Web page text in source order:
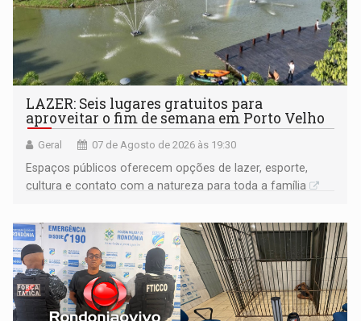
LAZER: Seis lugares gratuitos para
aproveitar o fim de semana em Porto Velho
Geral 07 de Agosto de 2026 às 19:30
Espaços públicos oferecem opções de lazer, esporte,
cultura e contato com a natureza para toda a família